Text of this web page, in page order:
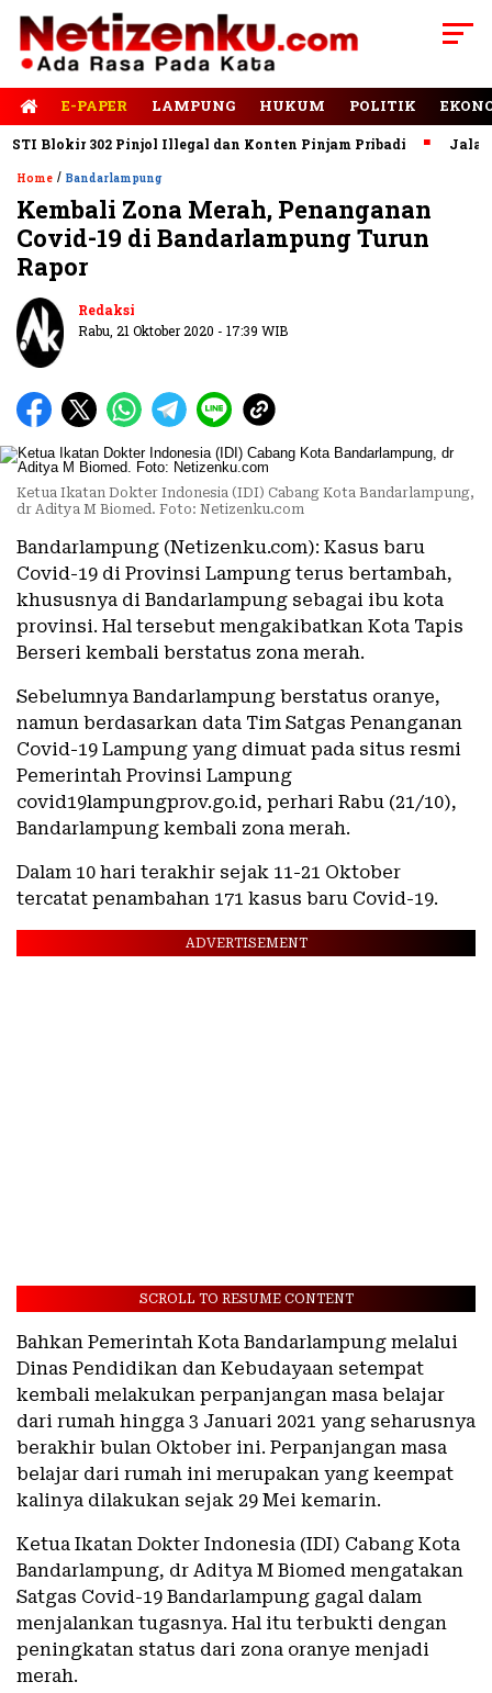
E-PAPER LAMPUNG HUKUM POLITIK
Blokir 302 Pinjol Illegal dan Konten Pinjam Pribadi Jalan
Home / Bandarlampung
Kembali Zona Merah, Penanganan
Covid-19 di Bandarlampung Turun
Rapor
Redaksi
Rabu, 21 Oktober 2020 - 17:39 WIB
Ketua Ikatan Dokter Indonesia (IDI) Cabang Kota Bandarlampung,
dr Aditya M Biomed. Foto: Netizenku.com
Bandarlampung (Netizenku.com): Kasus baru
Covid-19 di Provinsi Lampung terus bertambah,
khususnya di Bandarlampung sebagai ibu kota
provinsi. Hal tersebut mengakibatkan Kota Tapis
Berseri kembali berstatus zona merah.
Sebelumnya Bandarlampung berstatus oranye,
namun berdasarkan data Tim Satgas Penanganan
Covid-19 Lampung yang dimuat pada situs resmi
Pemerintah Provinsi Lampung
covid19lampungprov.go.id, perhari Rabu (21/10),
Bandarlampung kembali zona merah.
Dalam 10 hari terakhir sejak 11-21 Oktober
tercatat penambahan 171 kasus baru Covid-19.
ADVERTISEMENT
SCROLL TO RESUME CONTENT
Bahkan Pemerintah Kota Bandarlampung melalui
Dinas Pendidikan dan Kebudayaan setempat
kembali melakukan perpanjangan masa belajar
dari rumah hingga 3 Januari 2021 yang seharusnya
berakhir bulan Oktober ini. Perpanjangan masa
belajar dari rumah ini merupakan yang keempat
kalinya dilakukan sejak 29 Mei kemarin.
Ketua Ikatan Dokter Indonesia (IDI) Cabang Kota
Bandarlampung, dr Aditya M Biomed mengatakan
Satgas Covid-19 Bandarlampung gagal dalam
menjalankan tugasnya. Hal itu terbukti dengan
peningkatan status dari zona oranye menjadi
merah.